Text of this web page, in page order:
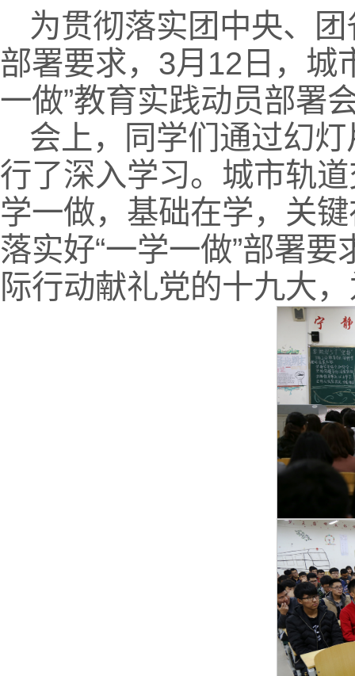
为贯彻落实团中央、
部署要求，3月12日，城
一做”教育实践动员部署
会上，同学们通过幻
行了深入学习。城市轨
学一做，基础在学，关
落实好“一学一做”部署
际行动献礼党的十九大